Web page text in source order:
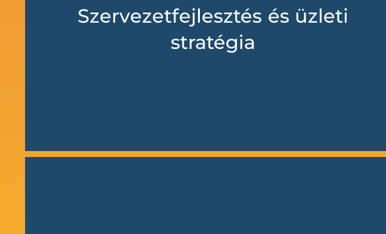
Szervezetfejlesztés és üzleti
stratégia